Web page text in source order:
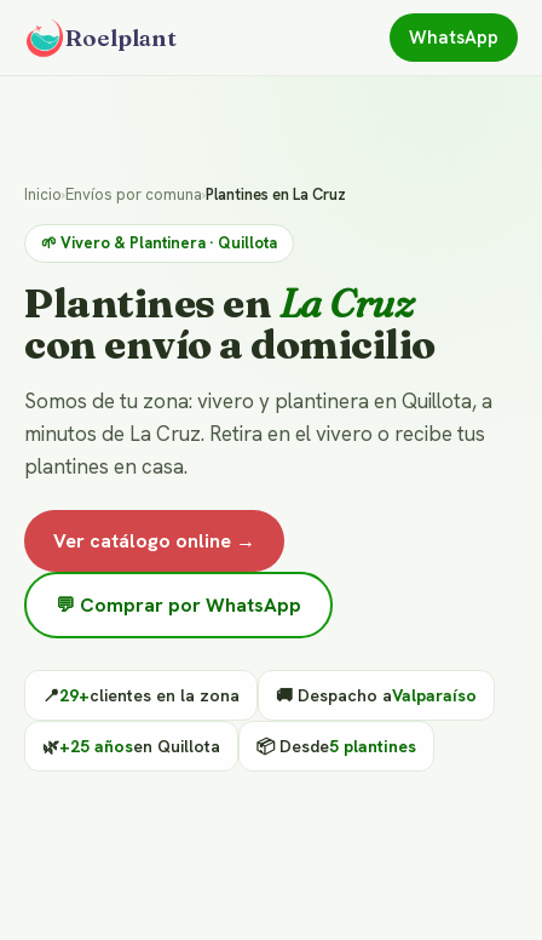
Roelplant WhatsApp
Inicio›Envíos por comuna›Plantines en La Cruz
🌱 Vivero & Plantinera · Quillota
Plantines enLa Cruz
con envío a domicilio
Somos de tu zona: vivero y plantinera en Quillota, a
minutos de La Cruz. Retira en el vivero o recibe tus
plantines en casa.
Ver catálogo online →
💬 Comprar por WhatsApp
📍29+clientes en la zona 🚚 Despacho aValparaíso
🌿+25 añosen Quillota 📦 Desde5 plantines